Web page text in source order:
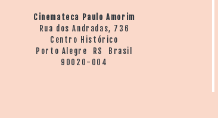
Cinemateca Paulo Amorim
Rua dos Andradas, 736
Centro Histórico
Porto Alegre RS Brasil
90020-004